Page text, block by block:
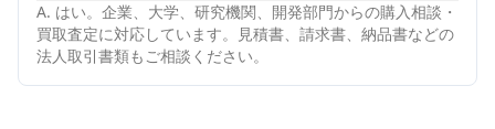
A. はい。企業、大学、研究機関、開発部門からの購入相談・
買取査定に対応しています。見積書、請求書、納品書などの
法人取引書類もご相談ください。